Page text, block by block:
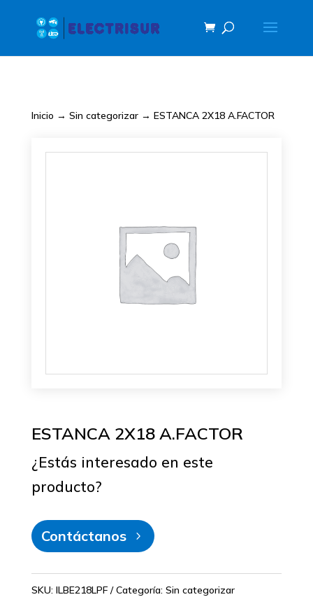
Inicio → Sin categorizar→ ESTANCA 2X18 A.FACTOR
ESTANCA 2X18 A.FACTOR
¿Estás interesado en este
producto?
Contáctanos
SKU: ILBE218LPF Categoría: Sin categorizar